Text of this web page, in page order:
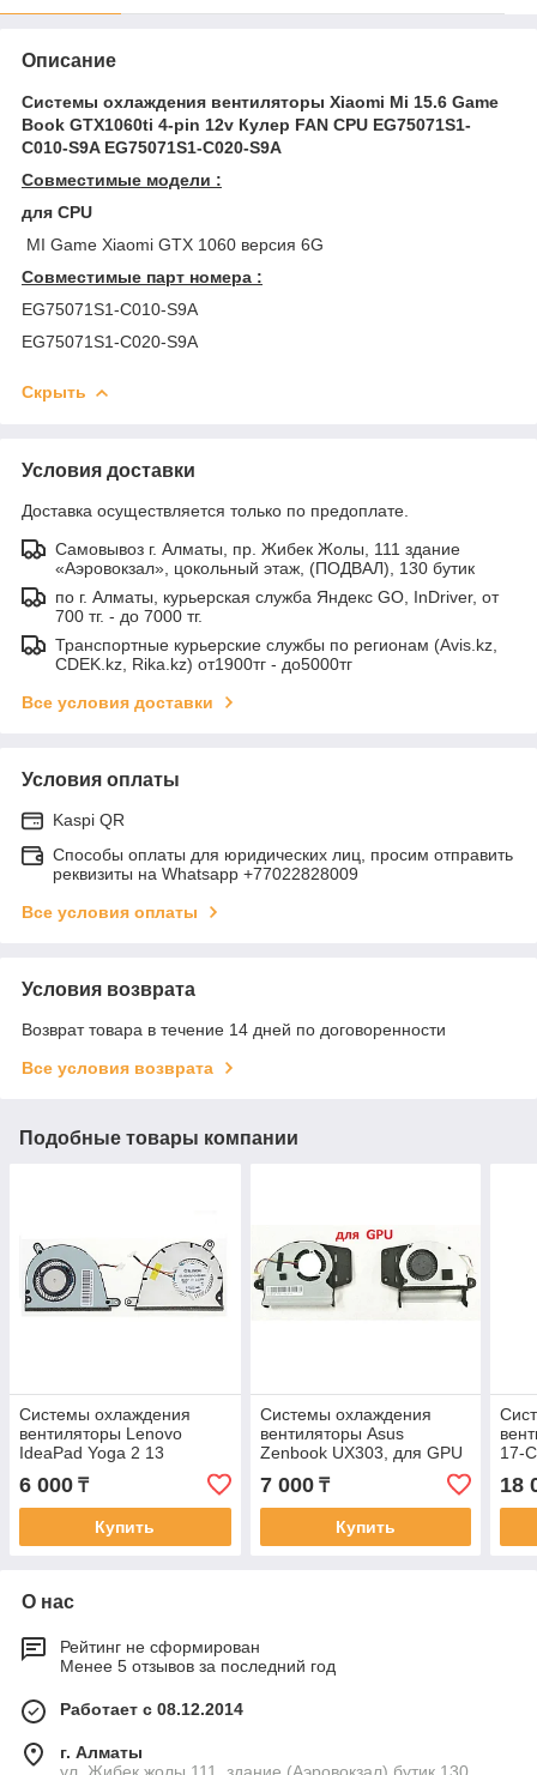
Описание
Системы охлаждения вентиляторы Xiaomi Mi 15.6 Game
Book GTX1060ti 4-pin 12v Кулер FAN CPU EG75071S1-
C010-S9A EG75071S1-C020-S9A
Совместимые модели :
для CPU
MI Game Xiaomi GTX 1060 версия 6G
Совместимые парт номера :
EG75071S1-C010-S9A
EG75071S1-C020-S9A
Скрыть
Условия доставки
Доставка осуществляется только по предоплате.
Самовывоз г. Алматы, пр. Жибек Жолы, 111 здание
«Аэровокзал», цокольный этаж, (ПОДВАЛ), 130 бутик
по г. Алматы, курьерская служба Яндекс GO, InDriver, от
700 тг. - до 7000 тг.
Транспортные курьерские службы по регионам (Avis.kz,
CDEK.kz, Rika.kz) от1900тг - до5000тг
Все условия доставки
Условия оплаты
Kaspi QR
Способы оплаты для юридических лиц, просим отправить
реквизиты на Whatsapp +77022828009
Все условия оплаты
Условия возврата
Возврат товара в течение 14 дней по договоренности
Все условия возврата
Подобные товары компании
Системы охлаждения
вентиляторы Lenovo
IdeaPad Yoga 2 13
EG50040S1-C450-S99,
UDQFLSR01DCM 4-pin 5v
Кулер FAN
6 000 ₸
Купить
Системы охлаждения
вентиляторы Asus
Zenbook UX303, для GPU
EF40050S1-C140-S9A 4-
pin Кулер, FAN
7 000₸
Купить
17-
pin
18
О нас
Рейтинг не сформирован
Менее 5 отзывов за последний год
Работает с 08.12.2014
г. Алматы